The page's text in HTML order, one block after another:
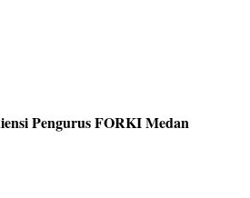
Pengurus FORKI Medan